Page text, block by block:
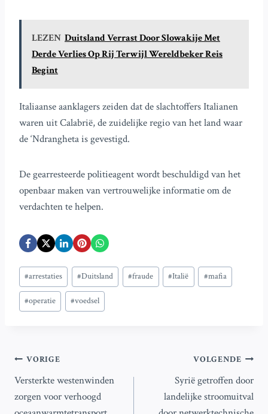
LEZEN Duitsland Verrast Door Slowakije Met
Derde Verlies Op Rij Terwijl Wereldbeker Reis
Begint
Italiaanse aanklagers zeiden dat de slachtoffers Italianen
waren uit Calabrië, de zuidelijke regio van het land waar
de ‘Ndrangheta is gevestigd.
De gearresteerde politieagent wordt beschuldigd van het
openbaar maken van vertrouwelijke informatie om de
verdachten te helpen.
Bericht
tags:
#arrestaties #Duitsland #fraude #Italië #mafia
#operatie #voedsel
Bericht
navigatie
VORIGE
Versterkte westenwinden
zorgen voor verhoogd
VOLGENDE
Syrië getroffen door
landelijke stroomuitval